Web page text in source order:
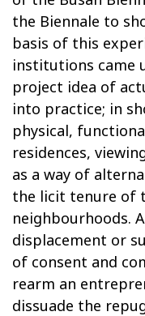
the Biennale to
basis of this
institutions came
project idea of
into practice; in
physical,
residences,
as a way of
the licit tenure of
neighbourhoods.
displacement or
of consent and
rearm an
dissuade the